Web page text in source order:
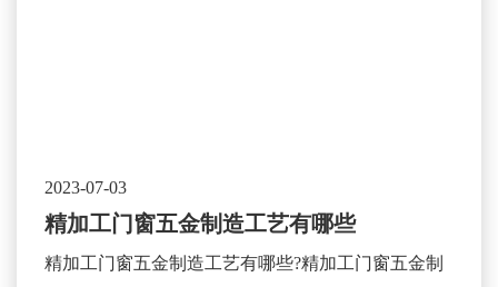
2023-07-03
精加工门窗五金制造工艺有哪些
精加工门窗五金制造工艺有哪些?精加工门窗五金制